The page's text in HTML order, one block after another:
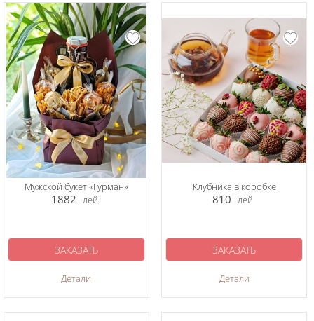
Мужской букет «Гурман»
1882 лей
Детали
ЗАКАЗАТЬ
Клубника в коробке
810 лей
Детали
ЗАКАЗАТЬ